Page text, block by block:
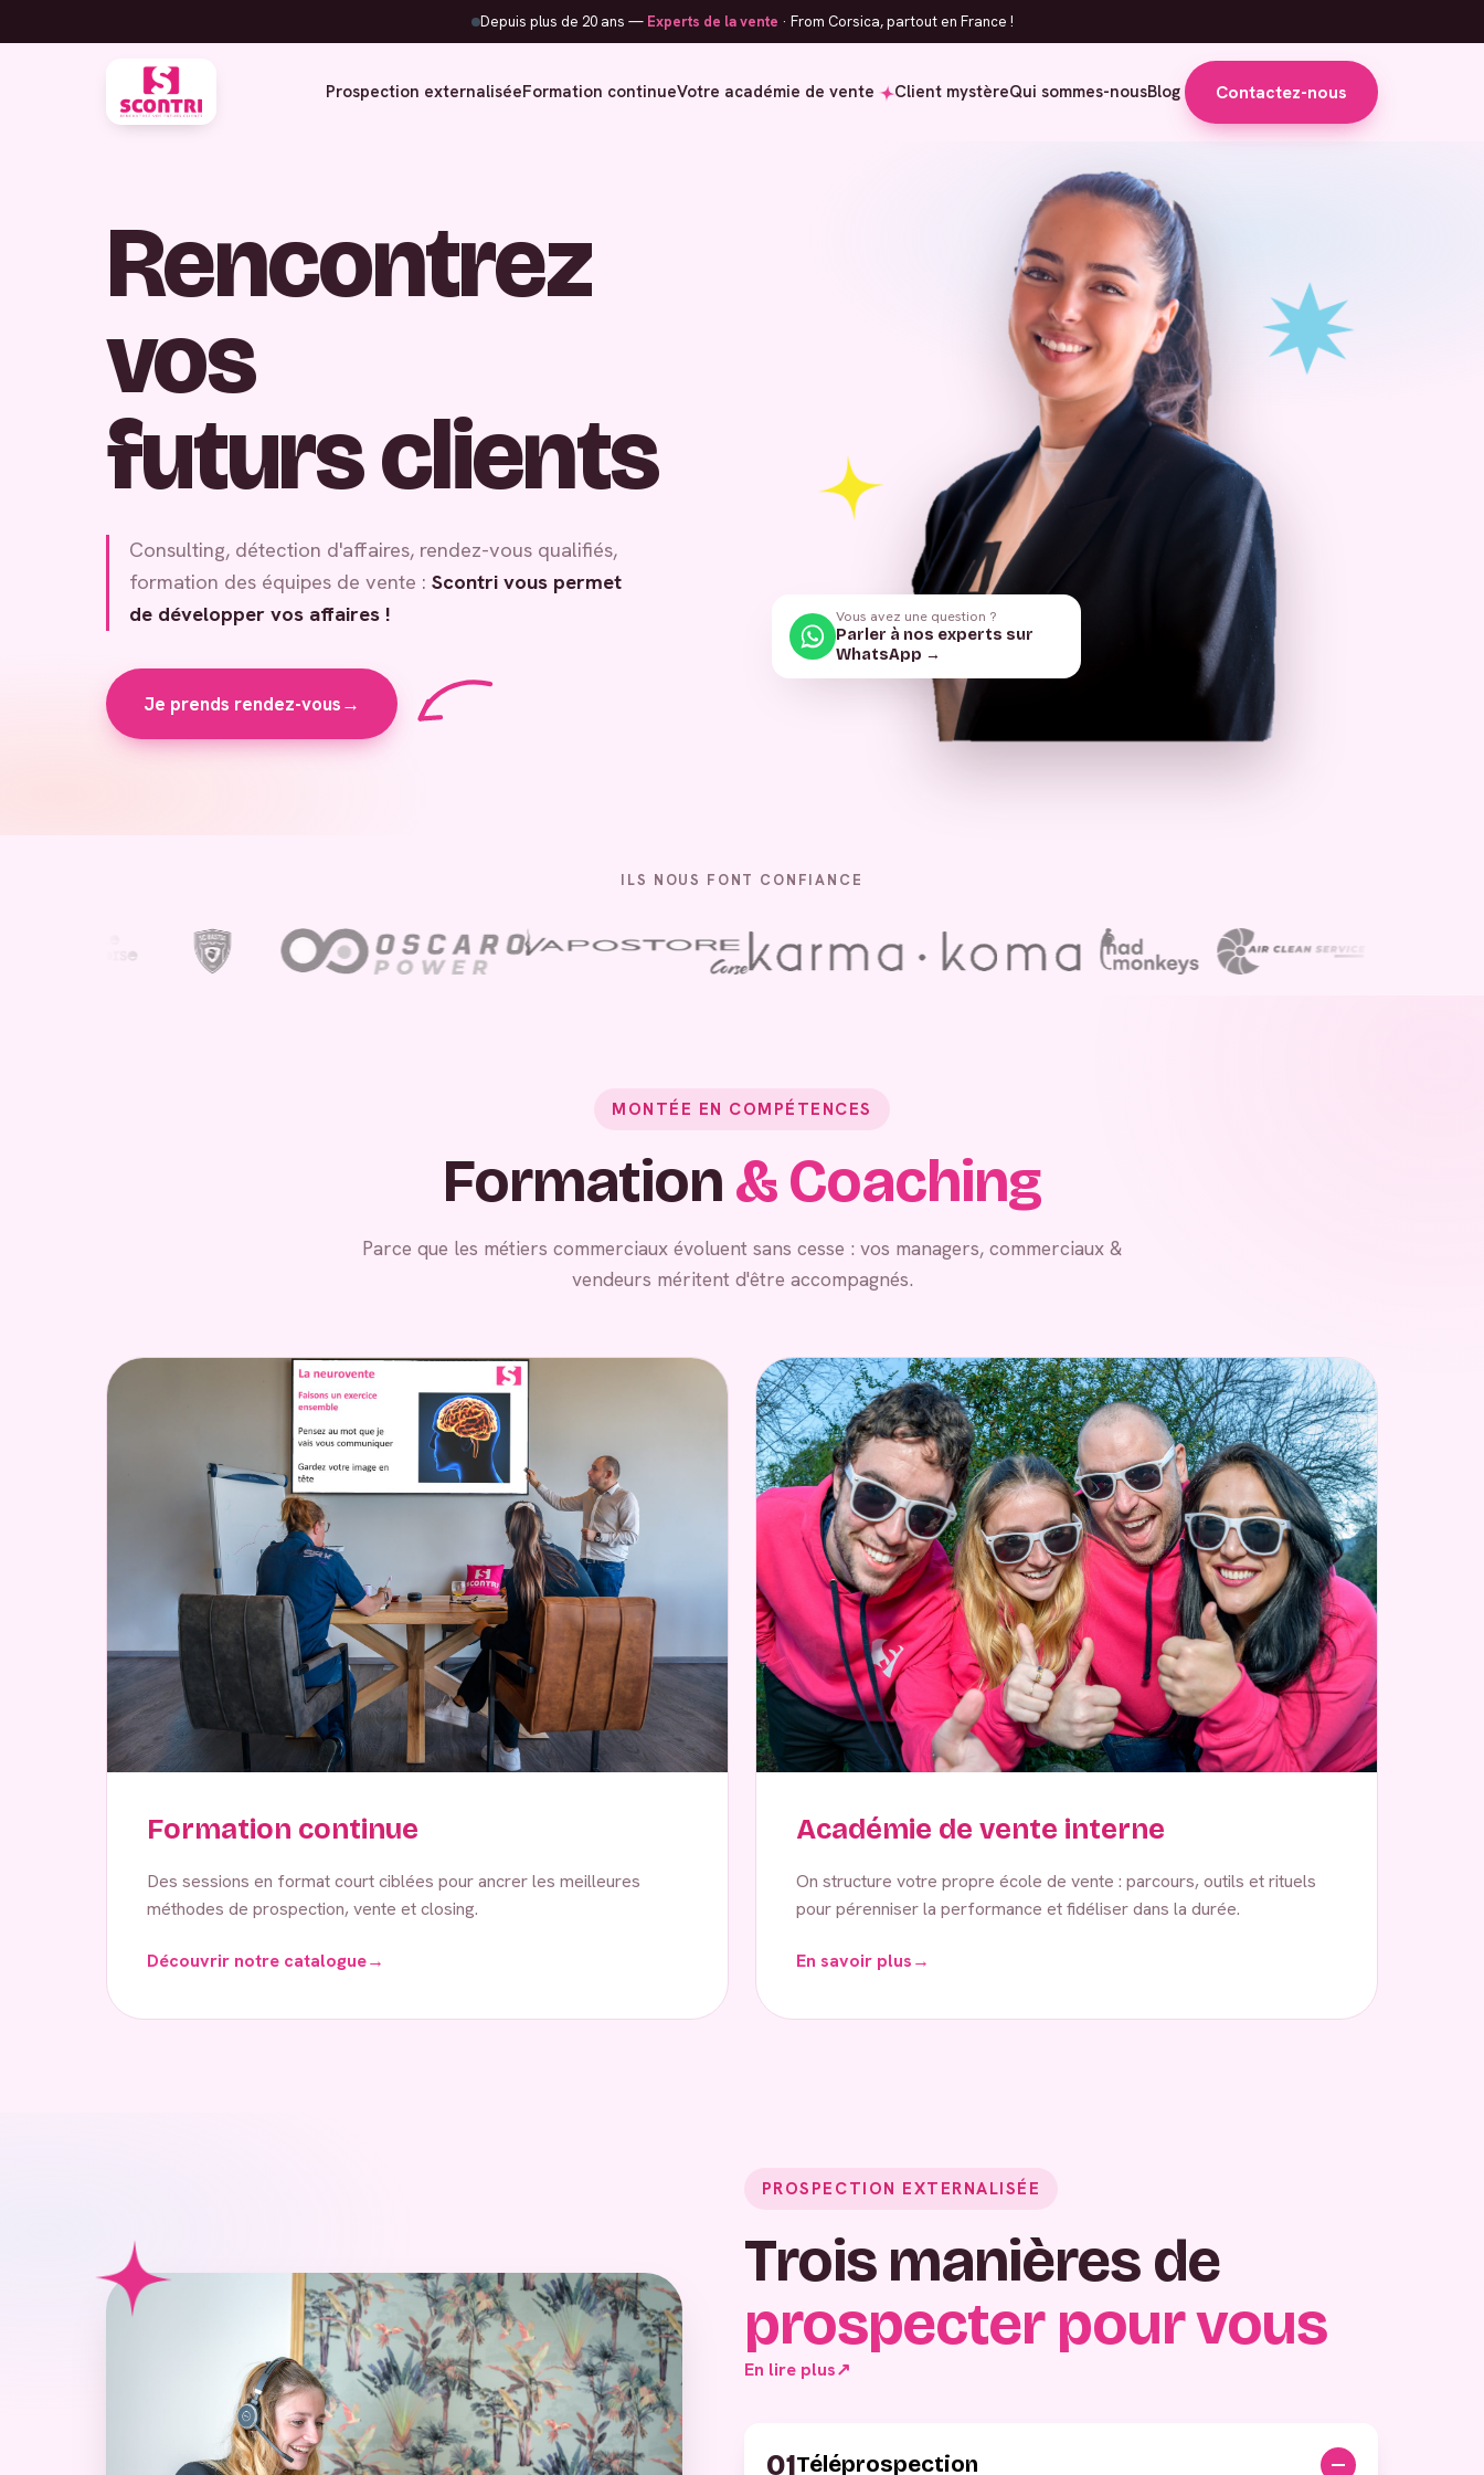
Depuis plus de 20 ans — Experts de la vente · From Corsica, partout en France !
Prospection externaliséeFormation continueVotre académie de vente Client mystèreQui sommes-nousBlog Contactez-nous
Rencontrez
vos
futurs clients
Consulting, détection d'affaires, rendez-vous qualifiés,
formation des équipes de vente : Scontri vous permet
de développer vos affaires !
Je prends rendez-vous→
Vous avez une question ?
Parler à nos experts sur
WhatsApp →
ILS NOUS FONT CONFIANCE
MONTÉE EN COMPÉTENCES
Formation& Coaching
Parce que les métiers commerciaux évoluent sans cesse : vos managers, commerciaux &
vendeurs méritent d'être accompagnés.
Formation continue
Des sessions en format court ciblées pour ancrer les meilleures
méthodes de prospection, vente et closing.
Découvrir notre catalogue→
Académie de vente interne
On structure votre propre école de vente : parcours, outils et rituels
pour pérenniser la performance et fidéliser dans la durée.
En savoir plus→
PROSPECTION EXTERNALISÉE
Trois manières de
prospecter pour vous
En lire plus↗
01Téléprospection